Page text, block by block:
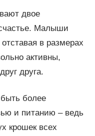
двое
Малыши
в размерах
активны,
друга.
более
и питанию – ведь
крошек всех